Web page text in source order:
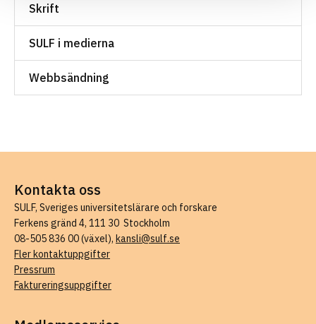
Skrift
SULF i medierna
Webbsändning
Kontakta oss
SULF, Sveriges universitetslärare och forskare
Ferkens gränd 4, 111 30 Stockholm
08-505 836 00 (växel), kansli@sulf.se
Fler kontaktuppgifter
Pressrum
Faktureringsuppgifter